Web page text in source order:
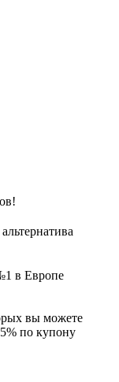
в Европе
вы можете
по купону